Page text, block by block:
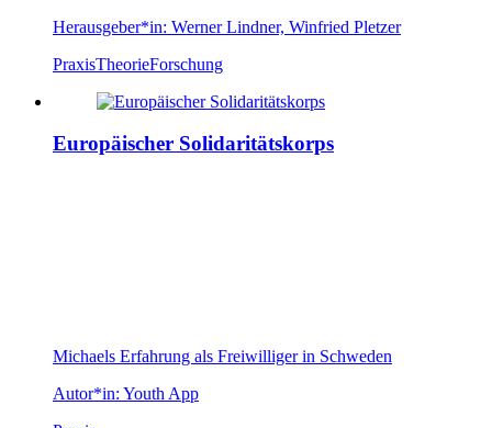
Herausgeber*in: Werner Lindner, Winfried Pletzer
PraxisTheorieForschung
Europäischer Solidaritätskorps
Michaels Erfahrung als Freiwilliger in Schweden
Autor*in: Youth App